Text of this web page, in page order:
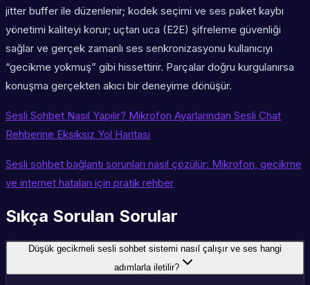
jitter buffer ile düzenlenir; kodek seçimi ve ses paket kaybı
yönetimi kaliteyi korur; uçtan uca (E2E) şifreleme güvenliği
sağlar ve gerçek zamanlı ses senkronizasyonu kullanıcıyı
“gecikme yokmuş” gibi hissettirir. Parçalar doğru kurgulanırsa
konuşma gerçekten akıcı bir deneyime dönüşür.
Sesli Sohbet Nasıl Yapılır? Mikrofon Ayarlarından Sesli Chat
Rehberine Eksiksiz Yol Haritası
Sesli sohbet bağlantı sorunları nasıl çözülür: Mikrofon, gecikme
ve internet hataları için pratik rehber
Sıkça Sorulan Sorular
Düşük gecikmeli sesli sohbet sistemi nasıl çalışır ve ses hangi
adımlarla iletilir?